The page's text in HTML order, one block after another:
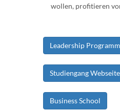
wollen, profitieren
Leadership
Studiengang Webseite
Business School